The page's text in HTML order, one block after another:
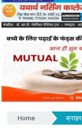
Home क्राइम